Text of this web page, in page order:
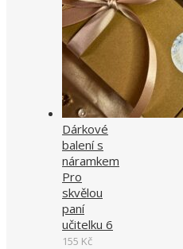
Dárkové
balení s
náramkem
Pro
skvělou
paní
učitelku 6
155 Kč